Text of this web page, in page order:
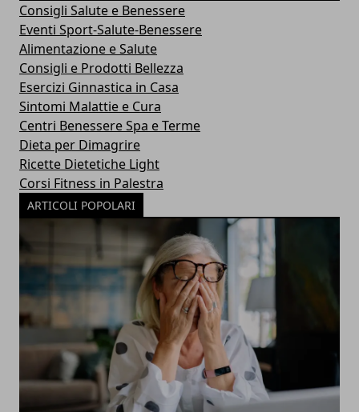
Consigli Salute e Benessere
Eventi Sport-Salute-Benessere
Alimentazione e Salute
Consigli e Prodotti Bellezza
Esercizi Ginnastica in Casa
Sintomi Malattie e Cura
Centri Benessere Spa e Terme
Dieta per Dimagrire
Ricette Dietetiche Light
Corsi Fitness in Palestra
ARTICOLI POPOLARI